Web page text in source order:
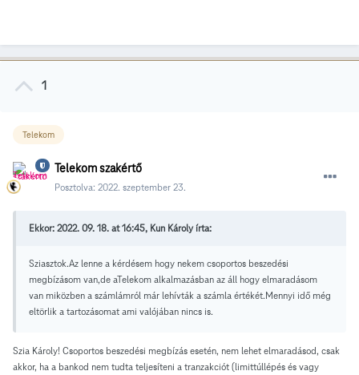
1
Telekom
Telekom szakértő
Posztolva: 2022. szeptember 23.
Ekkor: 2022. 09. 18. at 16:45, Kun Károly írta:
Sziasztok.Az lenne a kérdésem hogy nekem csoportos beszedési
megbízásom van,de aTelekom alkalmazásban az áll hogy elmaradásom
van miközben a számlámról már lehívták a számla értékét.Mennyi idő még
eltörlik a tartozásomat ami valójában nincs is.
Szia Károly! Csoportos beszedési megbízás esetén, nem lehet elmaradásod, csak
akkor, ha a bankod nem tudta teljesíteni a tranzakciót (limittúllépés és vagy